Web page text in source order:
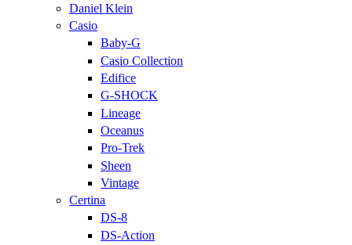
Daniel Klein
Casio
Baby-G
Casio Collection
Edifice
G-SHOCK
Lineage
Oceanus
Pro-Trek
Sheen
Vintage
Certina
DS-8
DS-Action